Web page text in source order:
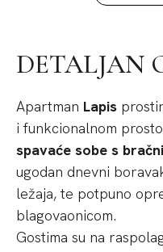
DETALJAN
Apartman Lapis
i funkcionalnom
spavaće sobe s
ugodan dnevni
ležaja, te potpuno
blagovaonicom.
Gostima su na